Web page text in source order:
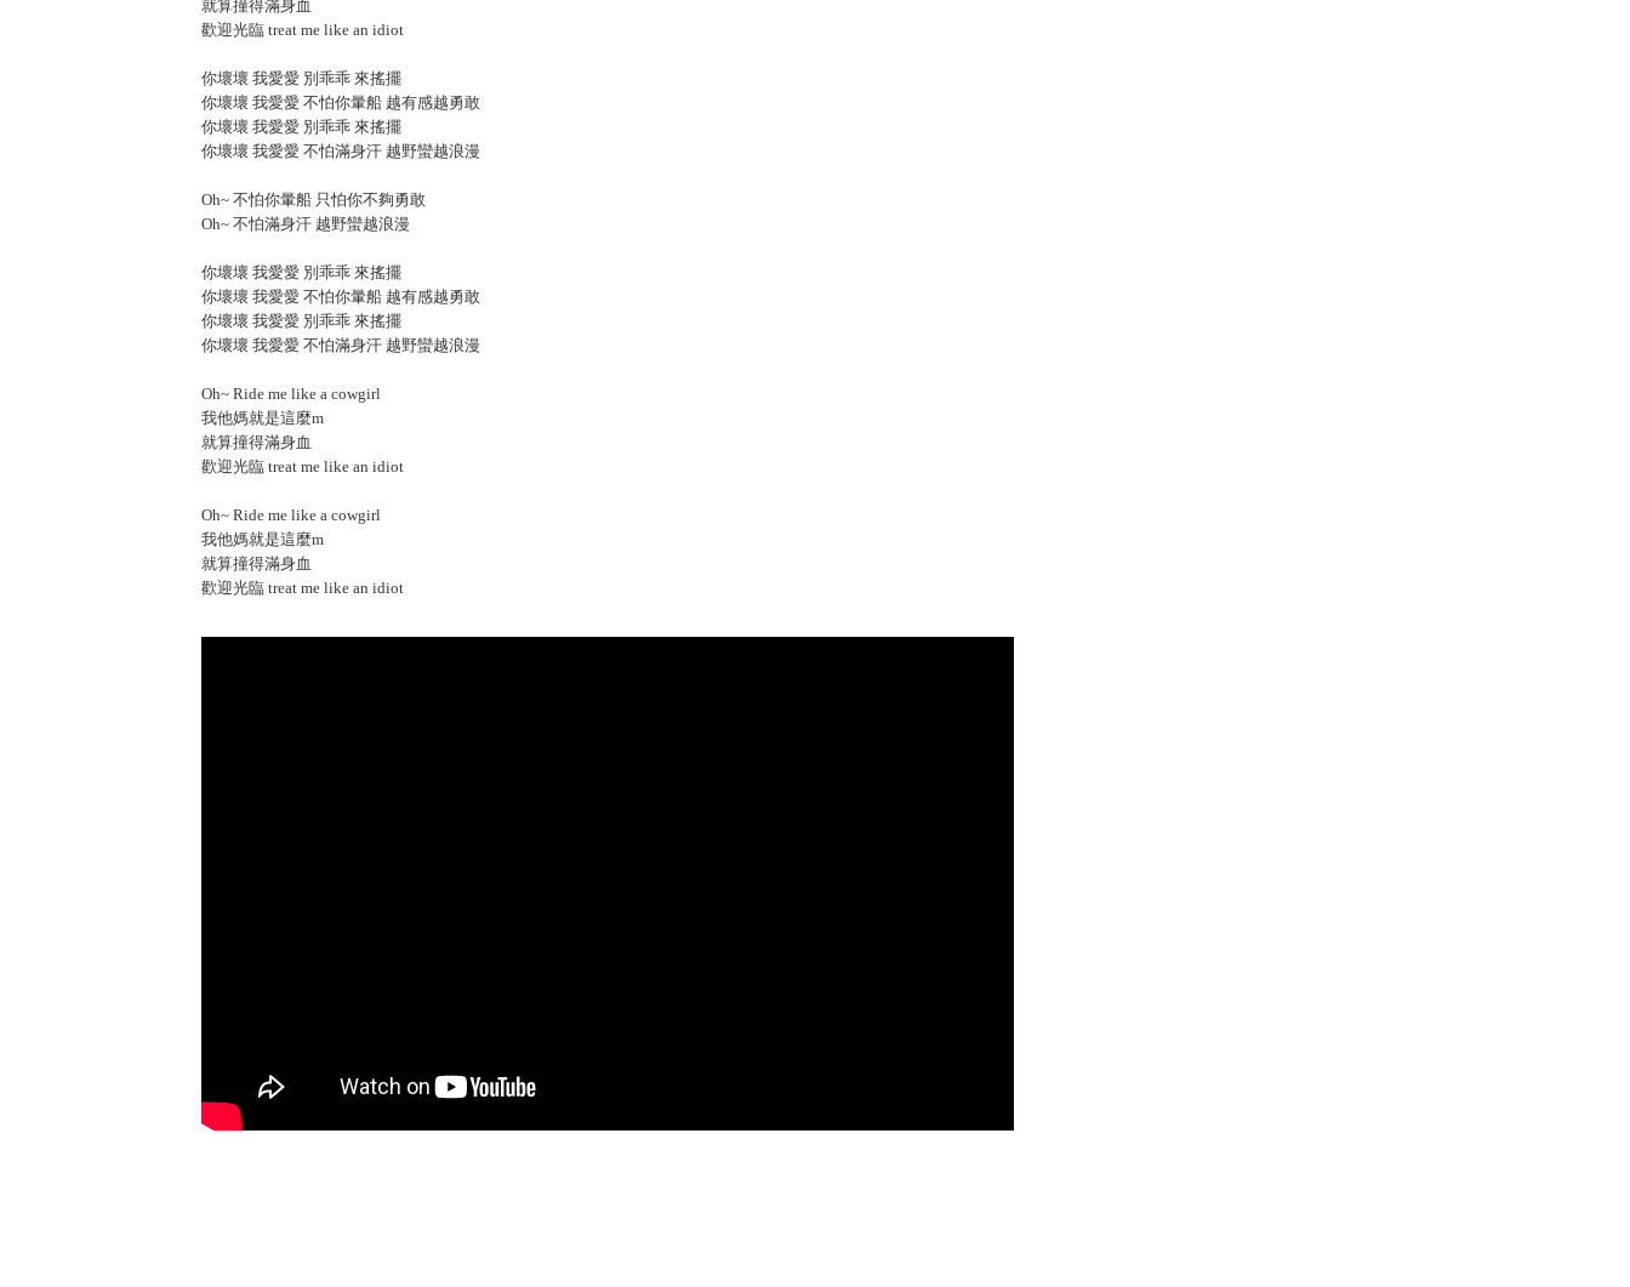
就算撞得滿身血
歡迎光臨 treat me like an idiot
你壞壞 我愛愛 別乖乖 來搖擺
你壞壞 我愛愛 不怕你暈船 越有感越勇敢
你壞壞 我愛愛 別乖乖 來搖擺
你壞壞 我愛愛 不怕滿身汗 越野蠻越浪漫
Oh~ 不怕你暈船 只怕你不夠勇敢
Oh~ 不怕滿身汗 越野蠻越浪漫
你壞壞 我愛愛 別乖乖 來搖擺
你壞壞 我愛愛 不怕你暈船 越有感越勇敢
你壞壞 我愛愛 別乖乖 來搖擺
你壞壞 我愛愛 不怕滿身汗 越野蠻越浪漫
Oh~ Ride me like a cowgirl
我他媽就是這麼m
就算撞得滿身血
歡迎光臨 treat me like an idiot
Oh~ Ride me like a cowgirl
我他媽就是這麼m
就算撞得滿身血
歡迎光臨 treat me like an idiot